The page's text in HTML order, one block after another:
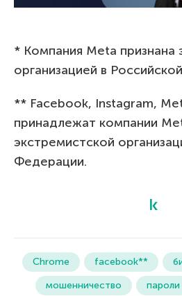
* Компания Meta признана
организацией в
** Facebook, Instagram,
принадлежат компании
экстремистской
Федерации.
Chrome facebook**
мошенничество
пароли